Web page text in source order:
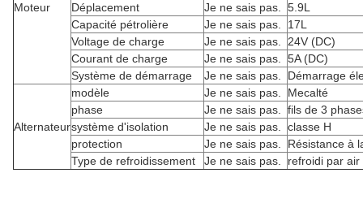
Moteur
Déplacement
Je ne sais pas.
5.9L
Capacité pétrolière
Je ne sais pas.
17L
Voltage de charge
Je ne sais pas.
24V (DC)
Courant de charge
Je ne sais pas.
5A (DC)
Système de démarrage
Je ne sais pas. Démarrage
Alternateur
modèle Je ne sais pas.
Mecalté
phase
Je ne sais pas.
fils de 3
système d'isolation
Je ne sais pas.
classe H
protection
Je ne sais pas.
Résistance à
Type de refroidissement
Je ne sais pas. refroidi par air